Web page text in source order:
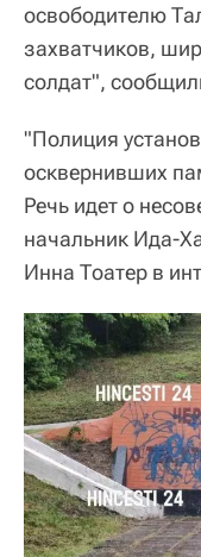
освободителю
захватчиков,
солдат",
"Полиция
осквернивших
Речь идет о
начальник Ида-
Инна Тоатер в